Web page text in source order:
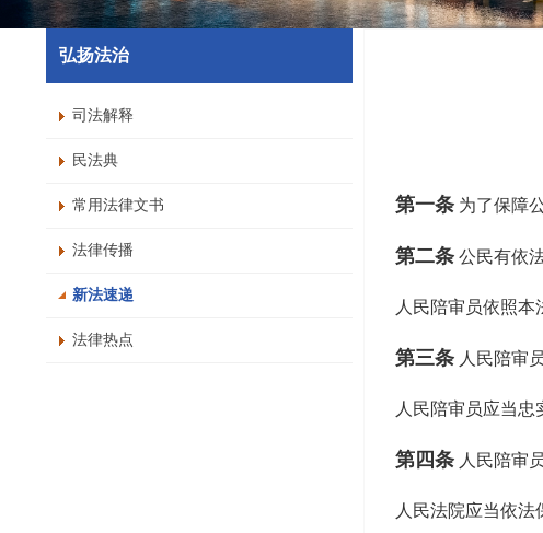
弘扬法治
司法解释
民法典
常用法律文书
法律传播
新法速递
法律热点
第一条 为了保障
第二条 公民有依
人民陪审员依照
第三条 人民陪审
人民陪审员应当忠
第四条 人民陪审
人民法院应当依法